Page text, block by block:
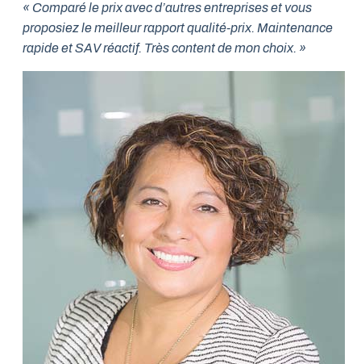
« Comparé le prix avec d’autres entreprises et vous
proposiez le meilleur rapport qualité-prix. Maintenance
rapide et SAV réactif. Très content de mon choix. »